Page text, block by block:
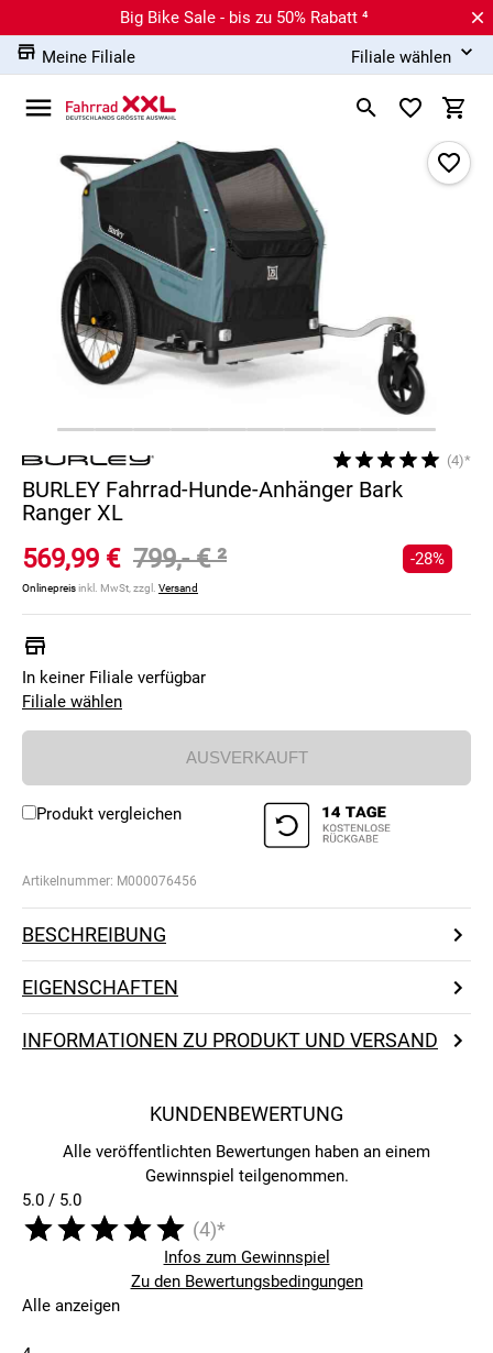
Big Bike Sale - bis zu 50% Rabatt ⁴
Meine Filiale
Filiale wählen
(4)*
BURLEY Fahrrad-Hunde-Anhänger Bark
Ranger XL
569,99 € 799,- €²
Onlinepreisinkl. MwSt, zzgl. Versand
-28%
In keiner Filiale verfügbar
Filiale wählen
AUSVERKAUFT
Produkt vergleichen
Artikelnummer: M000076456
BESCHREIBUNG
EIGENSCHAFTEN
INFORMATIONEN ZU PRODUKT UND VERSAND
KUNDENBEWERTUNG
Alle veröffentlichten Bewertungen haben an einem
Gewinnspiel teilgenommen.
5.0 / 5.0
(4)*
Infos zum Gewinnspiel
Zu den Bewertungsbedingungen
Alle anzeigen